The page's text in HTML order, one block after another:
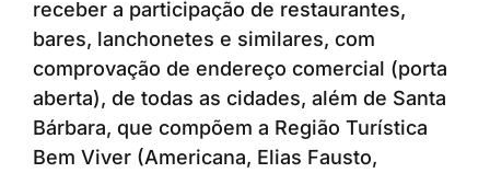
receber a participação de restaurantes,
bares, lanchonetes e similares, com
comprovação de endereço comercial (porta
aberta), de todas as cidades, além de Santa
Bárbara, que compõem a Região Turística
Bem Viver (Americana, Elias Fausto,